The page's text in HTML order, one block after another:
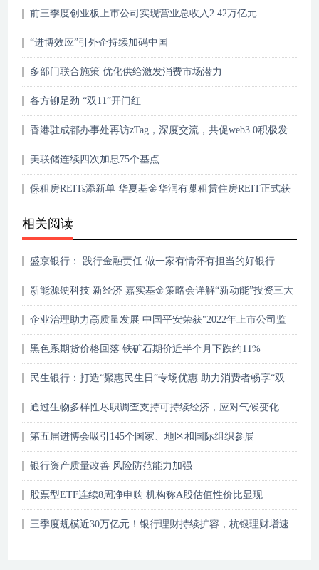
前三季度创业板上市公司实现营业总收入2.42万亿元
“进博效应”引外企持续加码中国
多部门联合施策 优化供给激发消费市场潜力
各方铆足劲 “双11”开门红
香港驻成都办事处再访zTag，深度交流，共促web3.0积极发
美联储连续四次加息75个基点
保租房REITs添新单 华夏基金华润有巢租赁住房REIT正式获
相关阅读
盛京银行： 践行金融责任 做一家有情怀有担当的好银行
新能源硬科技 新经济 嘉实基金策略会详解“新动能”投资三大
企业治理助力高质量发展 中国平安荣获"2022年上市公司监
黑色系期货价格回落 铁矿石期价近半个月下跌约11%
民生银行：打造“聚惠民生日”专场优惠 助力消费者畅享“双
通过生物多样性尽职调查支持可持续经济，应对气候变化
第五届进博会吸引145个国家、地区和国际组织参展
银行资产质量改善 风险防范能力加强
股票型ETF连续8周净申购 机构称A股估值性价比显现
三季度规模近30万亿元！银行理财持续扩容，杭银理财增速